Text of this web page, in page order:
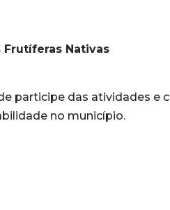
Nativas
participe das atividades e
no município.